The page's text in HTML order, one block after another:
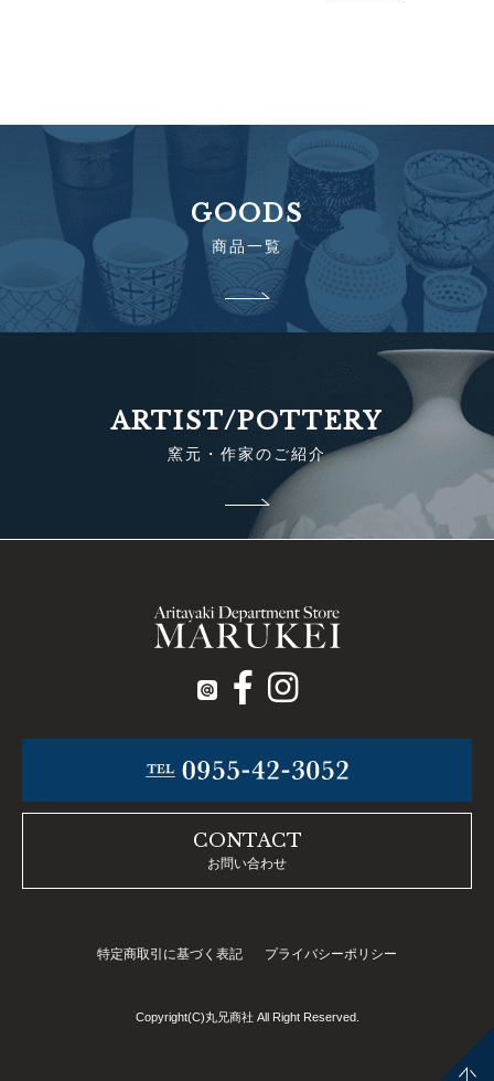
GOODS
商品一覧
ARTIST/POTTERY
窯元・作家のご紹介
CONTACT
お問い合わせ
特定商取引に基づく表記 プライバシーポリシー
Copyright(C)丸兄商社 All Right Reserved.